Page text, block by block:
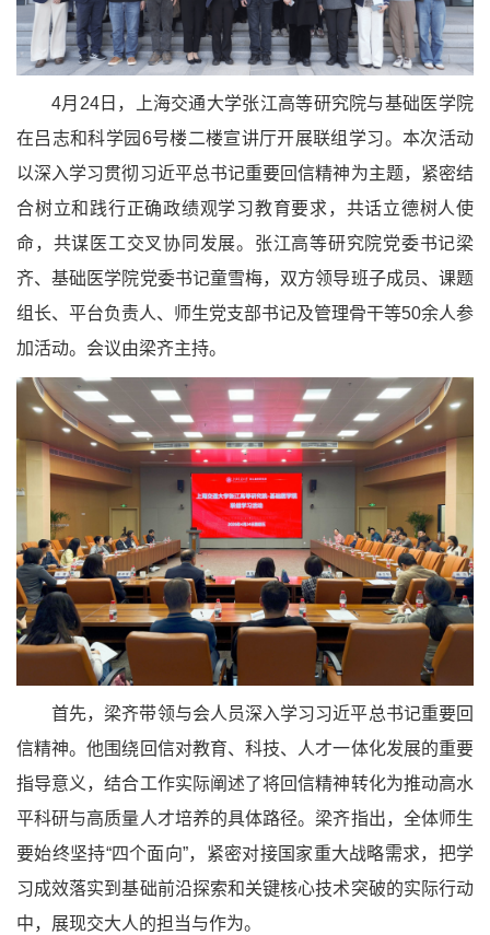
4月24日，上海交通大学张江高等研究院与基础医学院
在吕志和科学园6号楼二楼宣讲厅开展联组学习。本次活动
以深入学习贯彻习近平总书记重要回信精神为主题，紧密结
合树立和践行正确政绩观学习教育要求，共话立德树人使
命，共谋医工交叉协同发展。张江高等研究院党委书记梁
齐、基础医学院党委书记童雪梅，双方领导班子成员、课题
组长、平台负责人、师生党支部书记及管理骨干等50余人参
加活动。会议由梁齐主持。
首先，梁齐带领与会人员深入学习习近平总书记重要回
信精神。他围绕回信对教育、科技、人才一体化发展的重要
指导意义，结合工作实际阐述了将回信精神转化为推动高水
平科研与高质量人才培养的具体路径。梁齐指出，全体师生
要始终坚持“四个面向”，紧密对接国家重大战略需求，把学
习成效落实到基础前沿探索和关键核心技术突破的实际行动
中，展现交大人的担当与作为。